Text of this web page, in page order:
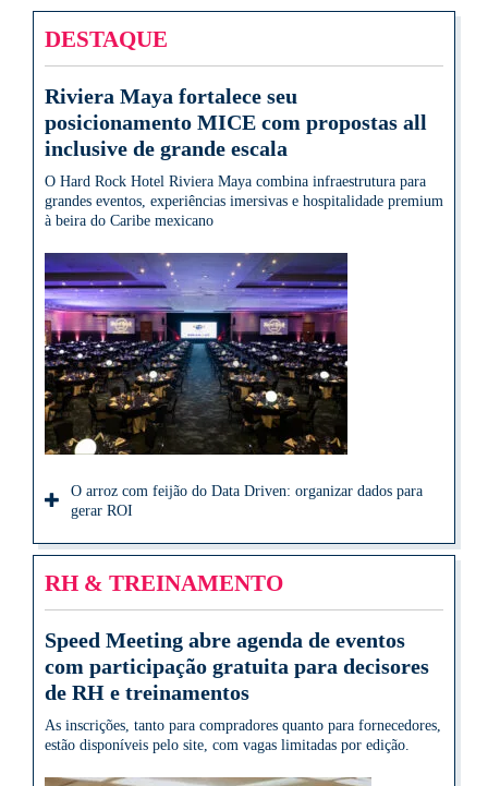
DESTAQUE
Riviera Maya fortalece seu
posicionamento MICE com propostas all
inclusive de grande escala
O Hard Rock Hotel Riviera Maya combina infraestrutura para
grandes eventos, experiências imersivas e hospitalidade premium
à beira do Caribe mexicano
O arroz com feijão do Data Driven: organizar dados para
gerar ROI
RH & TREINAMENTO
Speed Meeting abre agenda de eventos
com participação gratuita para decisores
de RH e treinamentos
As inscrições, tanto para compradores quanto para fornecedores,
estão disponíveis pelo site, com vagas limitadas por edição.